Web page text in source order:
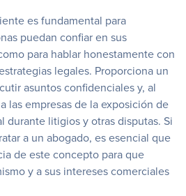
es fundamental para
puedan confiar en sus
para hablar honestamente con
legales. Proporciona un
asuntos confidenciales y, al
las empresas de la exposición de
durante litigios y otras disputas. Si
a un abogado, es esencial que
de este concepto para que
y a sus intereses comerciales